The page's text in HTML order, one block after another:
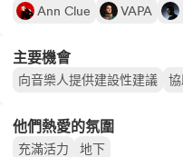
Ann Clue
VAPA
主要機會
向音樂人提供建設性建議
他們熱愛的氛圍
充滿活力 地下